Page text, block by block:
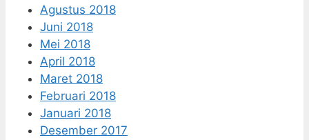
Agustus 2018
Juni 2018
Mei 2018
April 2018
Maret 2018
Februari 2018
Januari 2018
Desember 2017